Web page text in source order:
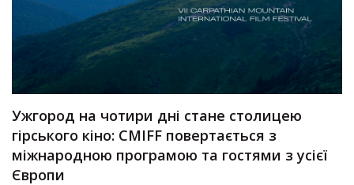
Ужгород на чотири дні стане столицею
гірського кіно: CMIFF повертається з
міжнародною програмою та гостями з усієї
Європи